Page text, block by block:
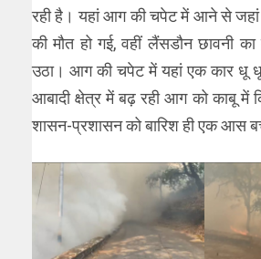
रही है। यहां आग की चपेट में आने से जहां
की मौत हो गई, वहीं लैंसडौन छावनी
उठा। आग की चपेट में यहां एक कार धू
आबादी क्षेत्र में बढ़ रही आग को काबू में
शासन-प्रशासन को बारिश ही एक आस